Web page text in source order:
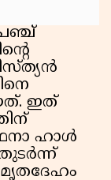
ഇത്
ഹാൾ
മൃതദേഹം